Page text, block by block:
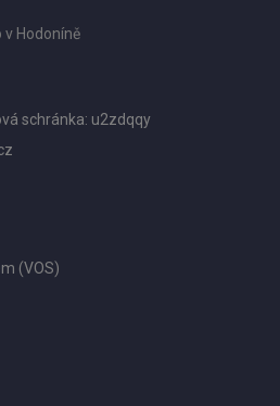
Hodoníně
schránka: u2zdqqy
(VOS)